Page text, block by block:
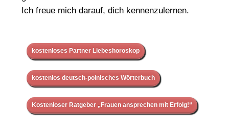
Ich freue mich darauf, dich kennenzulernen.
kostenloses Partner Liebeshoroskop
kostenlos deutsch-polnisches Wörterbuch
Kostenloser Ratgeber „Frauen ansprechen mit Erfolg!“